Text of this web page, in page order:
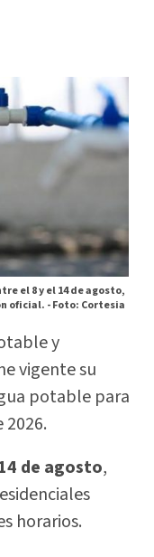
el 8 y el 14 de agosto,
oficial. -Foto: Cortesia
y
vigente su
potable para
de agosto,
horarios.